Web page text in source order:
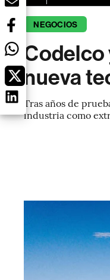
NEGOCIOS
Codelco
nueva
Tras años de
industria como